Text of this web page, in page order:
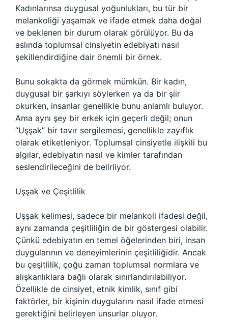
Kadınlarınsa duygusal yoğunlukları, bu tür bir
melankoliği yaşamak ve ifade etmek daha doğal
ve beklenen bir durum olarak görülüyor. Bu da
aslında toplumsal cinsiyetin edebiyatı nasıl
şekillendirdiğine dair önemli bir örnek.
Bunu sokakta da görmek mümkün. Bir kadın,
duygusal bir şarkıyı söylerken ya da bir şiir
okurken, insanlar genellikle bunu anlamlı buluyor.
Ama aynı şey bir erkek için geçerli değil; onun
“Uşşak” bir tavır sergilemesi, genellikle zayıflık
olarak etiketleniyor. Toplumsal cinsiyetle ilişkili bu
algılar, edebiyatın nasıl ve kimler tarafından
seslendirileceğini de belirliyor.
Uşşak ve Çeşitlilik
Uşşak kelimesi, sadece bir melankoli ifadesi değil,
aynı zamanda çeşitliliğin de bir göstergesi olabilir.
Çünkü edebiyatın en temel öğelerinden biri, insan
duygularının ve deneyimlerinin çeşitliliğidir. Ancak
bu çeşitlilik, çoğu zaman toplumsal normlara ve
alışkanlıklara bağlı olarak sınırlandırılabiliyor.
Özellikle de cinsiyet, etnik kimlik, sınıf gibi
faktörler, bir kişinin duygularını nasıl ifade etmesi
gerektiğini belirleyen unsurlar oluyor.